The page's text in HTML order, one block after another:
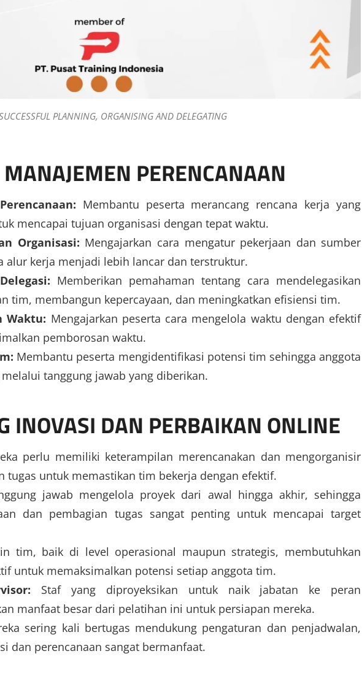
PLANNING, ORGANISING AND DELEGATING
PERENCANAAN
Membantu peserta merancang rencana kerja yang
mencapai tujuan organisasi dengan tepat waktu.
Organisasi: Mengajarkan cara mengatur pekerjaan dan sumber
alur kerja menjadi lebih lancar dan terstruktur.
Memberikan pemahaman tentang cara mendelegasikan
tim, membangun kepercayaan, dan meningkatkan efisiensi tim.
Waktu: Mengajarkan peserta cara mengelola waktu dengan efektif
pemborosan waktu.
Membantu peserta mengidentifikasi potensi tim sehingga anggota
tanggung jawab yang diberikan.
INOVASI DAN PERBAIKAN ONLINE
perlu memiliki keterampilan merencanakan dan mengorganisir
tugas untuk memastikan tim bekerja dengan efektif.
jawab mengelola proyek dari awal hingga akhir, sehingga
dan pembagian tugas sangat penting untuk mencapai target
tim, baik di level operasional maupun strategis, membutuhkan
untuk memaksimalkan potensi setiap anggota tim.
Staf yang diproyeksikan untuk naik jabatan ke peran
manfaat besar dari pelatihan ini untuk persiapan mereka.
sering kali bertugas mendukung pengaturan dan penjadwalan,
dan perencanaan sangat bermanfaat.